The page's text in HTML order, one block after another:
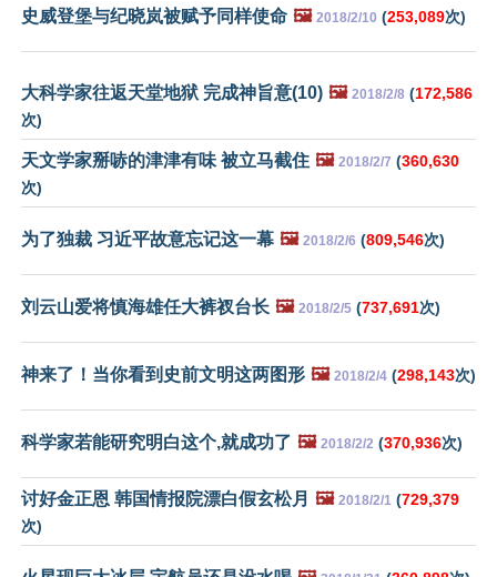
史威登堡与纪晓岚被赋予同样使命 🖼️ 2018/2/10 (253,089次)
大科学家往返天堂地狱 完成神旨意(10) 🖼️ 2018/2/8 (172,586
次)
天文学家掰哧的津津有味 被立马截住 🖼️ 2018/2/7 (360,630
次)
为了独裁 习近平故意忘记这一幕 🖼️ 2018/2/6 (809,546次)
刘云山爱将慎海雄任大裤衩台长 🖼️ 2018/2/5 (737,691次)
神来了！当你看到史前文明这两图形 🖼️ 2018/2/4 (298,143次)
科学家若能研究明白这个,就成功了 🖼️ 2018/2/2 (370,936次)
讨好金正恩 韩国情报院漂白假玄松月 🖼️ 2018/2/1 (729,379
次)